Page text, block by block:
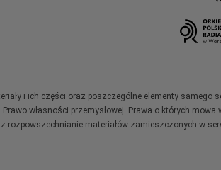
i ich części oraz poszczególne elementy
własności przemysłowej. Prawa o których
rozpowszechnianie materiałów zamieszczonych w